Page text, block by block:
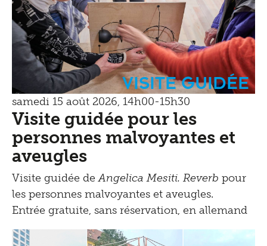
Visite guidée
samedi 15 août 2026, 14h00-15h30
Visite guidée pour les
personnes malvoyantes et
aveugles
Visite guidée deAngelica Mesiti. Reverb pour
les personnes malvoyantes et aveugles.
Entrée gratuite, sans réservation, en allemand